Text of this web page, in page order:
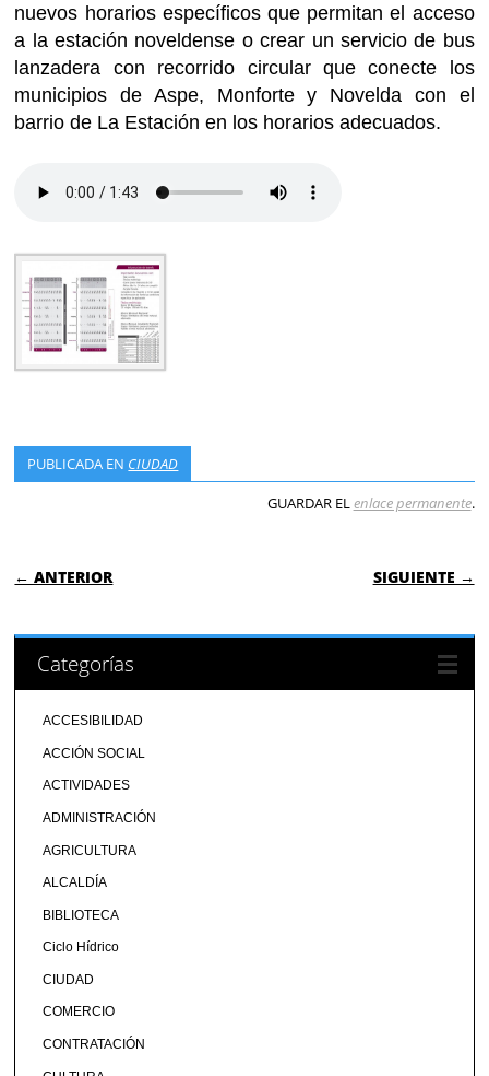
nuevos horarios específicos que permitan el acceso
a la estación noveldense o crear un servicio de bus
lanzadera con recorrido circular que conecte los
municipios de Aspe, Monforte y Novelda con el
barrio de La Estación en los horarios adecuados.
PUBLICADA EN CIUDAD
GUARDAR ELenlace permanente.
NAVEGACIÓN DE ENTRADAS
← ANTERIOR SIGUIENTE →
Categorías
ACCESIBILIDAD
ACCIÓN SOCIAL
ACTIVIDADES
ADMINISTRACIÓN
AGRICULTURA
ALCALDÍA
BIBLIOTECA
Ciclo Hídrico
CIUDAD
COMERCIO
CONTRATACIÓN